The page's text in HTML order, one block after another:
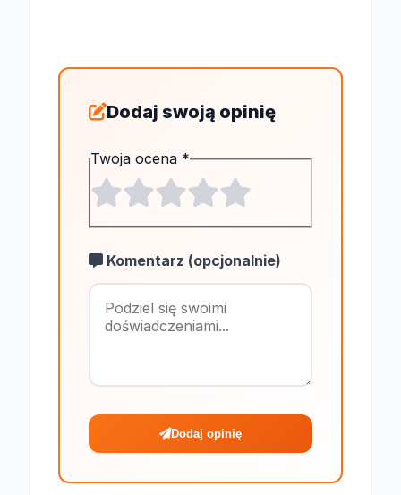
Dodaj swoją opinię
Twoja ocena *
Komentarz (opcjonalnie)
Maksymalnie
Dodaj opinię